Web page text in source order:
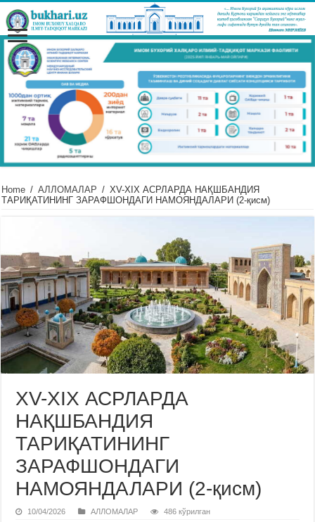
Home / АЛЛОМАЛАР / ХV-ХIХ АСРЛАРДА НАҚШБАНДИЯ
ТАРИҚАТИНИНГ ЗАРАФШОНДАГИ НАМОЯНДАЛАРИ (2-қисм)
ХV-ХIХ АСРЛАРДА
НАҚШБАНДИЯ
ТАРИҚАТИНИНГ
ЗАРАФШОНДАГИ
НАМОЯНДАЛАРИ (2-қисм)
10/04/2026 АЛЛОМАЛАР 486 кўрилган